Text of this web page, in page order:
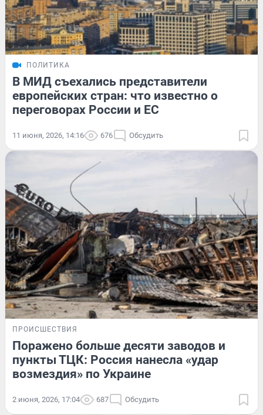
ПОЛИТИКА
В МИД съехались представители
европейских стран: что известно о
переговорах России и ЕС
11 июня, 2026, 14:16 676 Обсудить
ПРОИСШЕСТВИЯ
Поражено больше десяти заводов и
пункты ТЦК: Россия нанесла «удар
возмездия» по Украине
2 июня, 2026, 17:04 687 Обсудить